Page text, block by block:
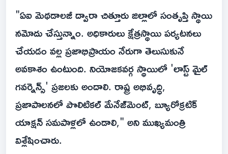
"ఏఐ మెథడాలజీ ద్వారా చిత్తూరు జిల్లాలో సంతృప్తి స్థాయి
నమోదు చేస్తున్నాం. అధికారులు క్షేత్రస్థాయి పర్యటనలు
చేయడం వల్ల ప్రజాభిప్రాయం నేరుగా తెలుసుకునే
అవకాశం ఉంటుంది. నియోజకవర్గ స్థాయిలో 'లాస్ట్ మైల్
గవర్నెన్స్' ప్రజలకు అందాలి. రాష్ట్ర అభివృద్ధి,
ప్రజాపాలనలో పొలిటికల్ మేనేజ్‌మెంట్, బ్యూరోక్రటిక్
యాక్షన్ సమపాళ్లలో ఉండాలి," అని ముఖ్యమంత్రి
విశ్లేషించారు.